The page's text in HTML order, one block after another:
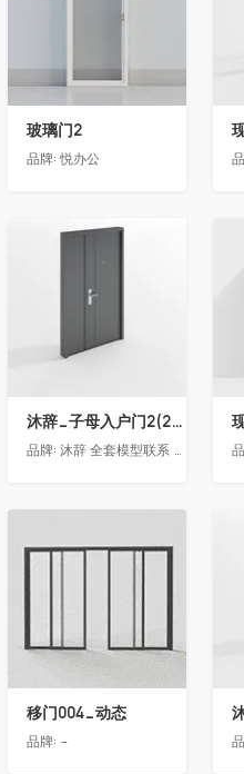
玻璃门2
品牌:悦办公
沐辞_子母入户门2(2021)
品牌: 沐辞 全套模型联系 Vx:Muci0003
移门004_动态
品牌: -